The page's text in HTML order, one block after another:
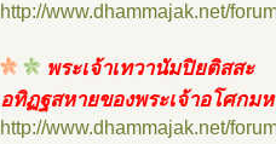
http://www.dhammajak.net/
พระเจ้าเทวานัมปิยติสสะ
อทิฏฐสหายของพระเจ้าอโศกม
http://www.dhammajak.net/